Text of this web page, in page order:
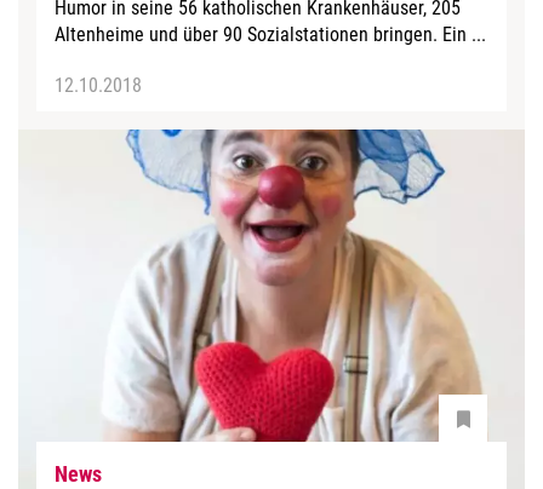
Humor in seine 56 katholischen Krankenhäuser, 205
Altenheime und über 90 Sozialstationen bringen. Ein ...
12.10.2018
News